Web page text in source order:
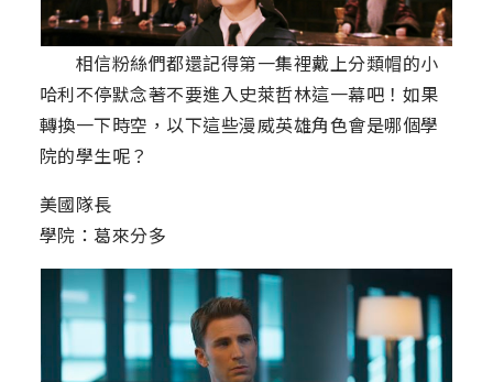
相信粉絲們都還記得第一集裡戴上分類帽的小
哈利不停默念著不要進入史萊哲林這一幕吧！如果
轉換一下時空，以下這些漫威英雄角色會是哪個學
院的學生呢？
美國隊長
學院：葛來分多